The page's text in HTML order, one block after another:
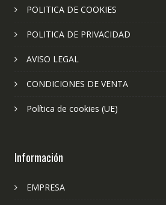
POLITICA DE COOKIES
POLITICA DE PRIVACIDAD
AVISO LEGAL
CONDICIONES DE VENTA
Política de cookies (UE)
Información
EMPRESA